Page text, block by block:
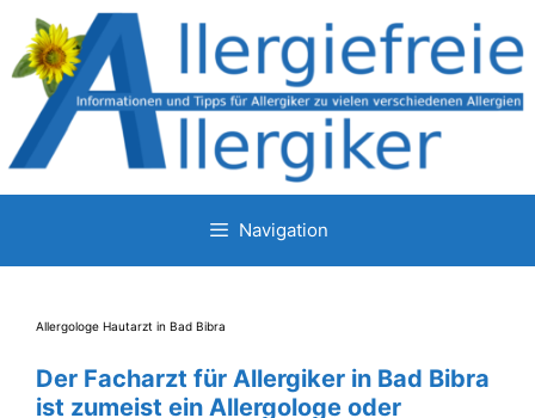
Zum
Inhalt
springen
Navigation
Allergologe Hautarzt in Bad Bibra
Der Facharzt für Allergiker in Bad Bibra
ist zumeist ein Allergologe oder